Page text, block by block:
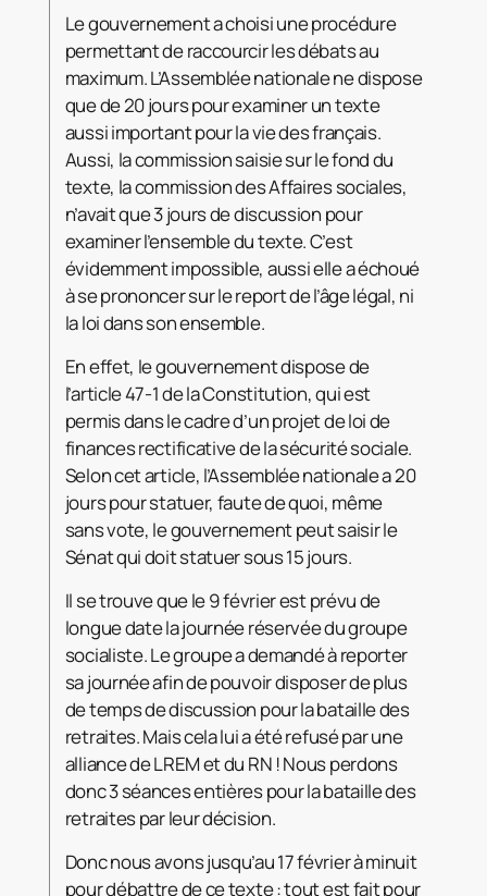
Le gouvernement a choisi une procédure
permettant de raccourcir les débats au
maximum. L’Assemblée nationale ne dispose
que de 20 jours pour examiner un texte
aussi important pour la vie des français.
Aussi, la commission saisie sur le fond du
texte, la commission des Affaires sociales,
n’avait que 3 jours de discussion pour
examiner l’ensemble du texte. C’est
évidemment impossible, aussi elle a échoué
à se prononcer sur le report de l’âge légal, ni
la loi dans son ensemble.
En effet, le gouvernement dispose de
l’article 47-1 de la Constitution, qui est
permis dans le cadre d’un projet de loi de
finances rectificative de la sécurité sociale.
Selon cet article, l’Assemblée nationale a 20
jours pour statuer, faute de quoi, même
sans vote, le gouvernement peut saisir le
Sénat qui doit statuer sous 15 jours.
Il se trouve que le 9 février est prévu de
longue date la journée réservée du groupe
socialiste. Le groupe a demandé à reporter
sa journée afin de pouvoir disposer de plus
de temps de discussion pour la bataille des
retraites. Mais cela lui a été refusé par une
alliance de LREM et du RN ! Nous perdons
donc 3 séances entières pour la bataille des
retraites par leur décision.
Donc nous avons jusqu’au 17 février à minuit
pour débattre de ce texte : tout est fait pour